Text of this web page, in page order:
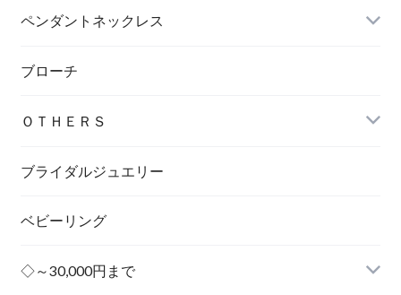
ペンダントネックレス
ブローチ
ＯＴＨＥＲＳ
ブライダルジュエリー
ベビーリング
◇～30,000円まで